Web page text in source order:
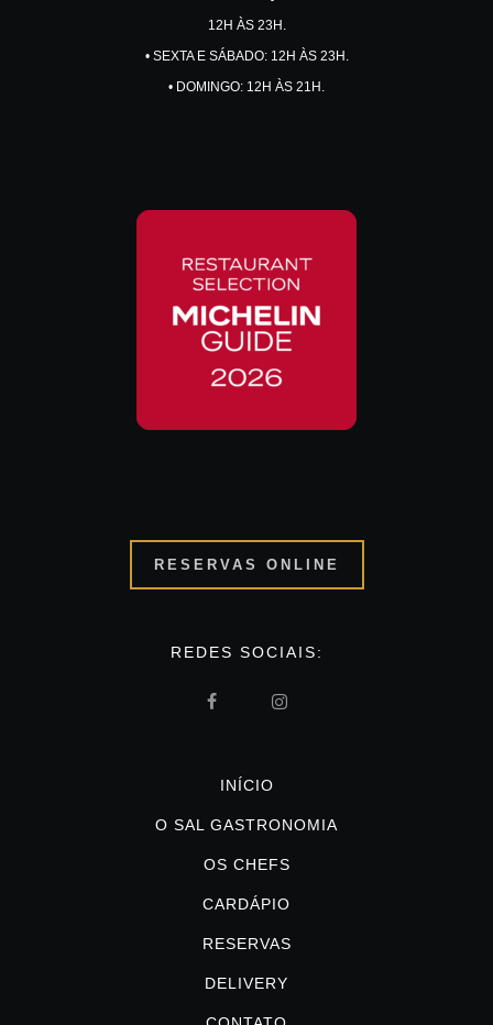
12H ÀS 23H.
• SEXTA E SÁBADO: 12H ÀS 23H.
• DOMINGO: 12H ÀS 21H.
RESERVAS ONLINE
REDES SOCIAIS:
INÍCIO
O SAL GASTRONOMIA
OS CHEFS
CARDÁPIO
RESERVAS
DELIVERY